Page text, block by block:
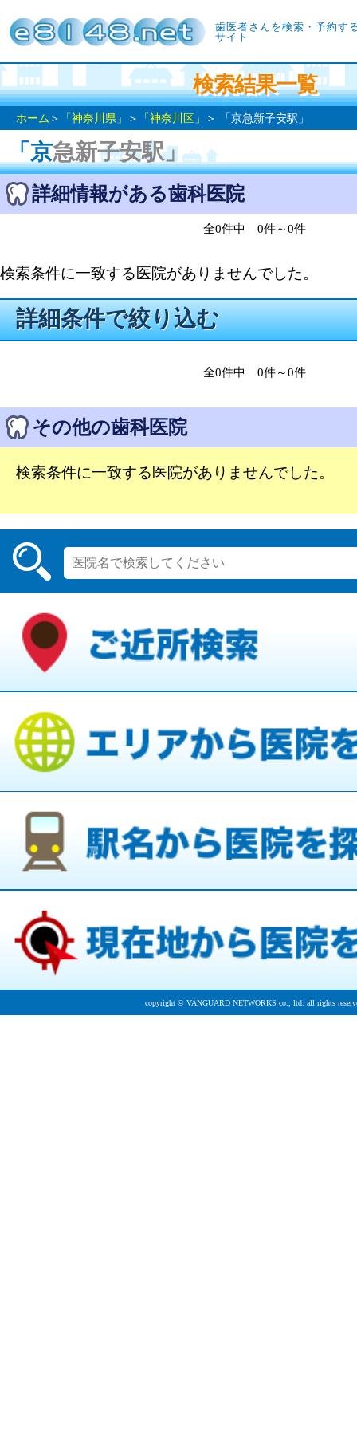
歯医者さんを検索・予約す
サイト
検索結果一覧
ホーム ＞ 「神奈川県」 ＞ 「神奈川区」 ＞ 「京急新子安駅」
「京急新子安駅」
詳細情報がある歯科医院
全0件中 0件～0件
検索条件に一致する医院がありませんでした。
詳細条件で絞り込む
全0件中 0件～0件
その他の歯科医院
検索条件に一致する医院がありませんでした。
copyright © VANGUARD NETWORKS co., ltd. all rights